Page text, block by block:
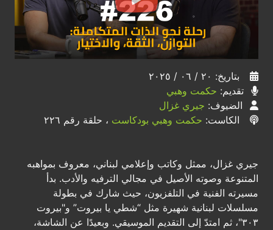
بتاريخ: ٢٠ / ٠٦ / ٢٠٢٥
تقديم: حكمت وهبي
الضيوف: جيري غزال
الكاست: حكمت وهبي بودكاست ، حلقة رقم ٢٢٦
جيري غزال، ممثل وكاتب وإعلامي لبناني، معروف بمواهبه
المتنوعة وصوته الأصيل في مجالي الترفيه والأدب. بدأ
مسيرته الفنية في التلفزيون، حيث شارك في بطولة
مسلسلات لبنانية شهيرة مثل “شطي يا بيروت” و"بيروت
٣٠٣"، ثم امتدّ إلى التقديم الموسيقي. وبعيدًا عن الشاشة،